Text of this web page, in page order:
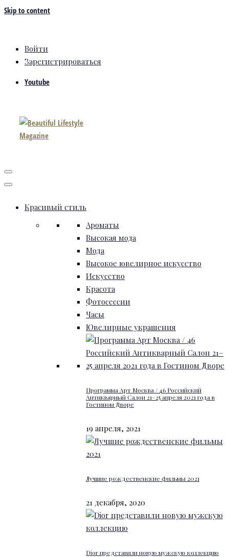
Skip to content
Войти
Зарегистрироваться
Youtube
Красивый стиль
Ароматы
Высокая мода
Мода
Высокое ювелирное искусство
Искусство
Красота
Фотосессии
Часы
Ювелирные украшения
Программа Арт Москва / 46 Российский
Антикварный Салон 21–25 апреля 2021 года в
Гостином Дворе
19 апреля, 2021
Лучшие рождественские фильмы 2021
21 декабря, 2020
Dior представили новую мужскую коллекцию